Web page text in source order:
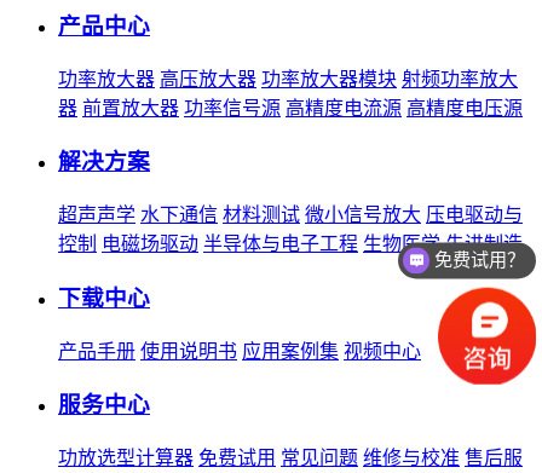
产品中心
功率放大器 高压放大器 功率放大器模块 射频功率放大
器 前置放大器 功率信号源 高精度电流源 高精度电压源
解决方案
超声声学 水下通信 材料测试 微小信号放大 压电驱动与
控制 电磁场驱动 半导体与电子工程 生物医学 先进制造
下载中心
产品手册 使用说明书 应用案例集 视频中心
服务中心
功放选型计算器 免费试用 常见问题 维修与校准 售后服
免费试用？